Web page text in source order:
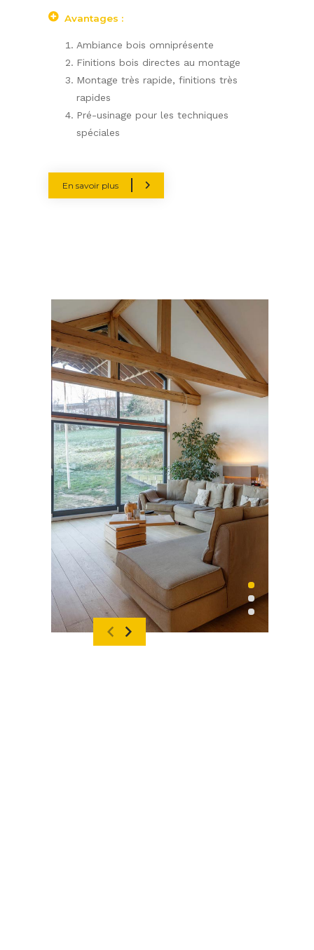
Avantages :
Ambiance bois omniprésente
Finitions bois directes au montage
Montage très rapide, finitions très
rapides
Pré-usinage pour les techniques
spéciales
En savoir plus
basic
page